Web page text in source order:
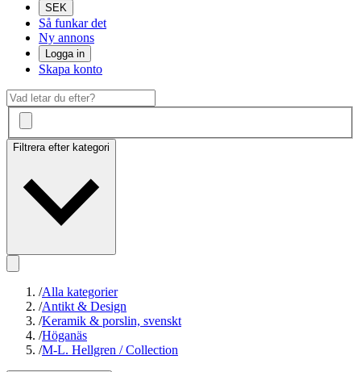
SEK
Så funkar det
Ny annons
Logga in
Skapa konto
Filtrera efter kategori
/Alla kategorier
/Antikt & Design
/Keramik & porslin, svenskt
/Höganäs
/M-L. Hellgren / Collection